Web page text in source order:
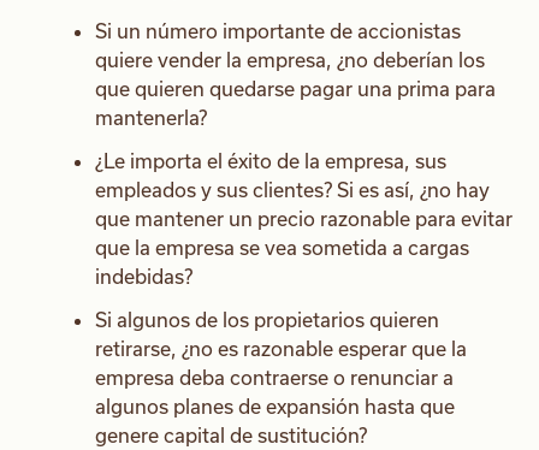
Si un número importante de accionistas
quiere vender la empresa, ¿no deberían los
que quieren quedarse pagar una prima para
mantenerla?
¿Le importa el éxito de la empresa, sus
empleados y sus clientes? Si es así, ¿no hay
que mantener un precio razonable para evitar
que la empresa se vea sometida a cargas
indebidas?
Si algunos de los propietarios quieren
retirarse, ¿no es razonable esperar que la
empresa deba contraerse o renunciar a
algunos planes de expansión hasta que
genere capital de sustitución?